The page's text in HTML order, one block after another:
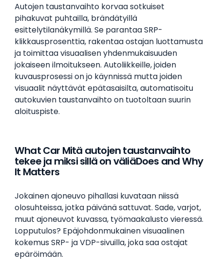
Autojen taustanvaihto korvaa sotkuiset
pihakuvat puhtailla, brändätyillä
esittelytilanäkymillä. Se parantaa SRP-
klikkausprosenttia, rakentaa ostajan luottamusta
ja toimittaa visuaalisen yhdenmukaisuuden
jokaiseen ilmoitukseen. Autoliikkeille, joiden
kuvausprosessi on jo käynnissä mutta joiden
visuaalit näyttävät epätasaisilta, automatisoitu
autokuvien taustanvaihto on tuotoltaan suurin
aloituspiste.
What Car Mitä autojen taustanvaihto
tekee ja miksi sillä on väliäDoes and Why
It Matters
Jokainen ajoneuvo pihallasi kuvataan niissä
olosuhteissa, jotka päivänä sattuvat. Sade, varjot,
muut ajoneuvot kuvassa, työmaakalusto vieressä.
Lopputulos? Epäjohdonmukainen visuaalinen
kokemus SRP- ja VDP-sivuilla, joka saa ostajat
epäröimään.